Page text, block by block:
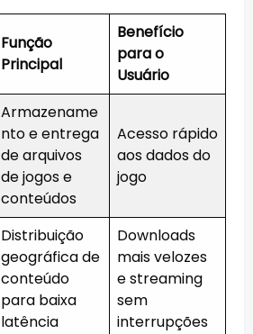
Função
Principal
Benefício
para o
Usuário
Armazename
nto e entrega
de arquivos
de jogos e
conteúdos
Acesso rápido
aos dados do
jogo
Distribuição
geográfica de
conteúdo
para baixa
latência
Downloads
mais velozes
e streaming
sem
interrupções